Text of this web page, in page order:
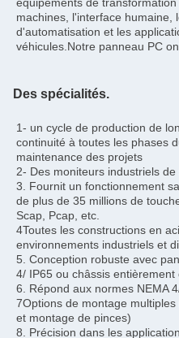
machines, l'interface humaine,
d'automatisation et les
véhicules.Notre panneau PC
Des spécialités.
1- un cycle de production de
continuité à toutes les phases
maintenance des projets
2- Des moniteurs industriels de
3. Fournit un fonctionnement
de plus de 35 millions de
Scap, Pcap, etc.
4Toutes les constructions en
environnements industriels et
5. Conception robuste avec
4/ IP65 ou châssis entièrement
6. Répond aux normes NEMA
7Options de montage
et montage de pinces)
8. Précision dans les